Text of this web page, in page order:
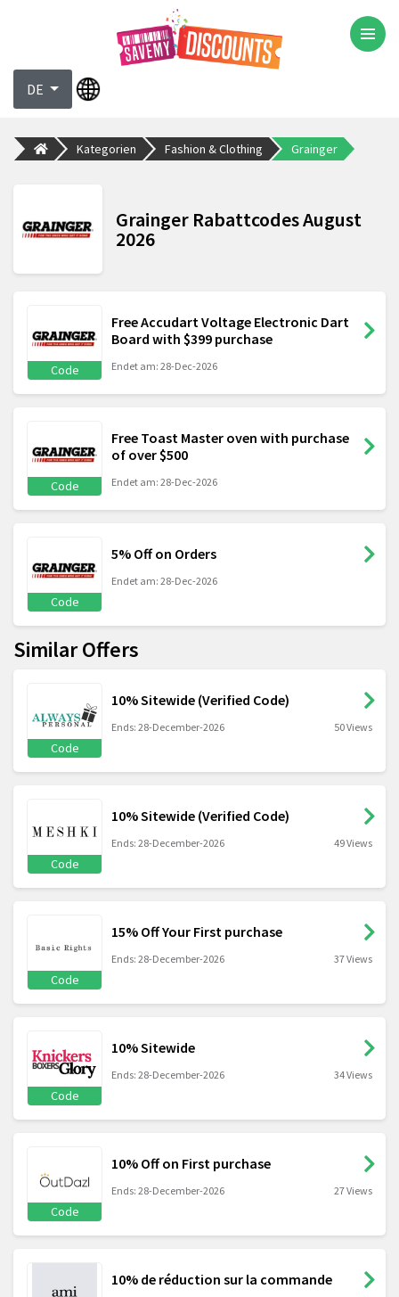
DE
Kategorien Fashion & Clothing Grainger
Grainger Rabattcodes August
2026
Code
Free Accudart Voltage Electronic Dart
Board with $399 purchase
Endet am: 28-Dec-2026
Code
Free Toast Master oven with purchase
of over $500
Endet am: 28-Dec-2026
Code
5% Off on Orders
Endet am: 28-Dec-2026
Similar Offers
Code
10% Sitewide (Verified Code)
Ends: 28-December-2026 50 Views
Code
10% Sitewide (Verified Code)
Ends: 28-December-2026 49 Views
Code
15% Off Your First purchase
Ends: 28-December-2026 37 Views
Code
10% Sitewide
Ends: 28-December-2026 34 Views
Code
10% Off on First purchase
Ends: 28-December-2026 27 Views
10% de réduction sur la commande